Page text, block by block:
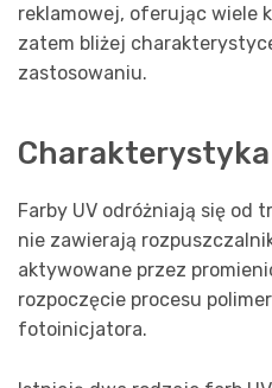
reklamowej, oferując wiele
zatem bliżej
zastosowaniu.
Farby UV odróżniają się od
nie zawierają
aktywowane przez
rozpoczęcie procesu
fotoinicjatora.